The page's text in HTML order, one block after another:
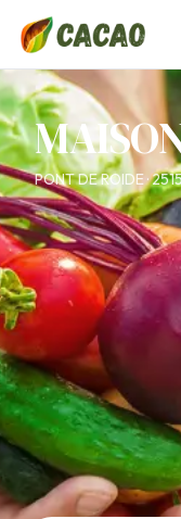
PONT DE ROIDE ·